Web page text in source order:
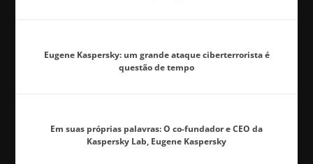
Eugene Kaspersky: um grande ataque ciberterrorista é
questão de tempo
Em suas próprias palavras: O co-fundador e CEO da
Kaspersky Lab, Eugene Kaspersky